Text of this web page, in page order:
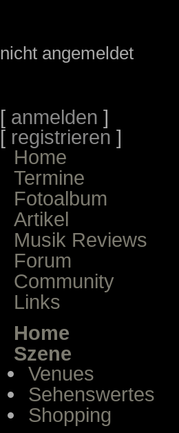
nicht angemeldet
[ anmelden ]
[ registrieren ]
Home
Termine
Fotoalbum
Artikel
Musik Reviews
Forum
Community
Links
Home
Szene
Venues
Sehenswertes
Shopping